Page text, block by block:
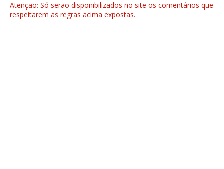
Atenção: Só serão disponibilizados no site os comentários que
respeitarem as regras acima expostas.